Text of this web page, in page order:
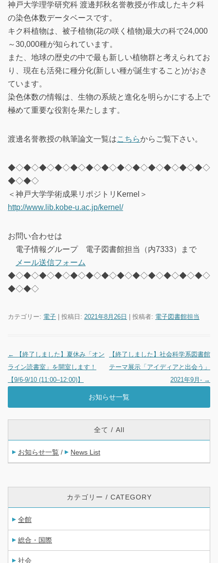
神戸大学理学研究科 渡邊邦秋名誉教授が作成したキク科
の染色体数データベースです。
キク科植物は、被子植物(花の咲く植物)最大の科で24,000
～30,000種が知られています。
また、地球の歴史の中で最も新しい植物群と考えられてお
り、現在も活発に種分化(新しい種が誕生すること)がおき
ています。
染色体数の情報は、生物の系統と進化を明らかにする上で
極めて重要な役割を果たします。
渡邊名誉教授の執筆論文一覧はこちらからご覧下さい。
◆◇◆◇◆◇◆◇◆◇◆◇◆◇◆◇◆◇◆◇◆◇◆◇◆◇
◆◇◆◇
＜神戸大学学術成果リポジトリKernel＞
http://www.lib.kobe-u.ac.jp/kernel/
お問い合わせは
電子情報グループ 電子図書館担当（内7333）まで
メール送信フォーム
◆◇◆◇◆◇◆◇◆◇◆◇◆◇◆◇◆◇◆◇◆◇◆◇◆◇
◆◇◆◇
カテゴリー: 電子 | 投稿日: 2021年8月26日 投稿者: 電子図書館担当
投稿ナビゲーション
←
【終了しました】夏休み「オン
ライン読書室」を開室します！
【9/6-9/10 (11:00–12:00)】
【終了しました】社会科学系図書館
テーマ展示「アイディアと出会う」
2021年9月- →
お知らせ一覧
全て / All
お知らせ一覧 / News List
カテゴリー / CATEGORY
全館
総合・国際
社会